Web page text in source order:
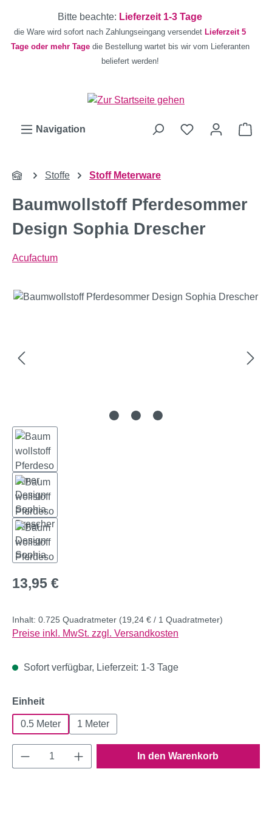
Zum Hauptinhalt springen
Bitte beachte: Lieferzeit 1-3 Tage
die Ware wird sofort nach Zahlungseingang versendet Lieferzeit 5
Tage oder mehr Tage die Bestellung wartet bis wir vom Lieferanten
beliefert werden!
Navigation
Stoffe Stoff Meterware
Baumwollstoff Pferdesommer
Design Sophia Drescher
Acufactum
Bildergalerie überspringen
Regulärer Preis:
13,95 €
Inhalt: 0.725 Quadratmeter (19,24 € / 1 Quadratmeter)
Preise inkl. MwSt. zzgl. Versandkosten
Sofort verfügbar, Lieferzeit: 1-3 Tage
Einheitauswählen
0.5 Meter 1 Meter
Produkt Anzahl: Gib den gewünschten
In den Warenkorb